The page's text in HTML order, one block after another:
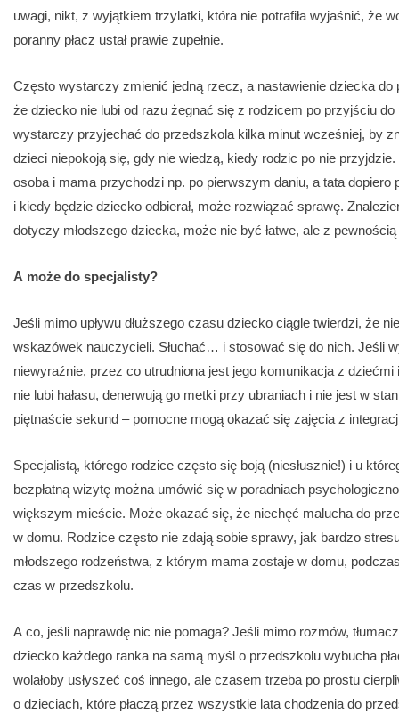
uwagi, nikt, z wyjątkiem trzylatki, która nie potrafiła wyjaśnić, że
poranny płacz ustał prawie zupełnie.
Często wystarczy zmienić jedną rzecz, a nastawienie dziecka
że dziecko nie lubi od razu żegnać się z rodzicem po przyjściu
wystarczy przyjechać do przedszkola kilka minut wcześniej, by
dzieci niepokoją się, gdy nie wiedzą, kiedy rodzic po nie
osoba i mama przychodzi np. po pierwszym daniu, a tata
i kiedy będzie dziecko odbierał, może rozwiązać sprawę.
dotyczy młodszego dziecka, może nie być łatwe, ale z
A może do specjalisty?
Jeśli mimo upływu dłuższego czasu dziecko ciągle twierdzi, że
wskazówek nauczycieli. Słuchać… i stosować się do nich. Jeśli
niewyraźnie, przez co utrudniona jest jego komunikacja z
nie lubi hałasu, denerwują go metki przy ubraniach i nie jest w
piętnaście sekund – pomocne mogą okazać się zajęcia z
Specjalistą, którego rodzice często się boją (niesłusznie!) i u
bezpłatną wizytę można umówić się w poradniach
większym mieście. Może okazać się, że niechęć malucha do
w domu. Rodzice często nie zdają sobie sprawy, jak bardzo
młodszego rodzeństwa, z którym mama zostaje w domu,
czas w przedszkolu.
A co, jeśli naprawdę nic nie pomaga? Jeśli mimo rozmów,
dziecko każdego ranka na samą myśl o przedszkolu wybucha
wolałoby usłyszeć coś innego, ale czasem trzeba po prostu
o dzieciach, które płaczą przez wszystkie lata chodzenia do